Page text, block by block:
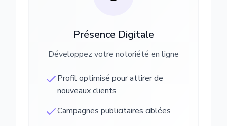
Présence Digitale
Développez votre notoriété en ligne
Profil optimisé pour attirer de
nouveaux clients
Campagnes publicitaires ciblées